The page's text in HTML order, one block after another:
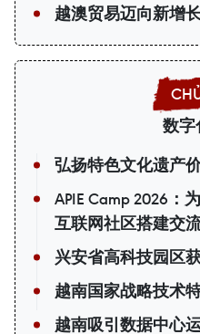
越澳贸易迈向新增
数字
弘扬特色文化遗产
APIE Camp 2026：
互联网社区搭建交
兴安省高科技园区
越南国家战略技术
越南吸引数据中心